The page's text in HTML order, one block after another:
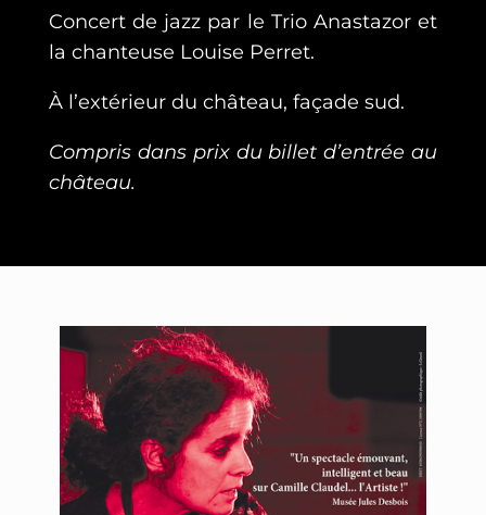
Concert de jazz par le Trio Anastazor et
la chanteuse Louise Perret.
À l’extérieur du château, façade sud.
Compris dans prix du billet d’entrée au
château.